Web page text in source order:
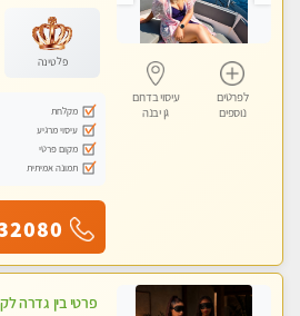
לפרטים
נוספים
עיסוי בדרום
גן יבנה
פלטינה
מקלחת
עיסוי מרגיע
מקום פרטי
תמונה אמיתית